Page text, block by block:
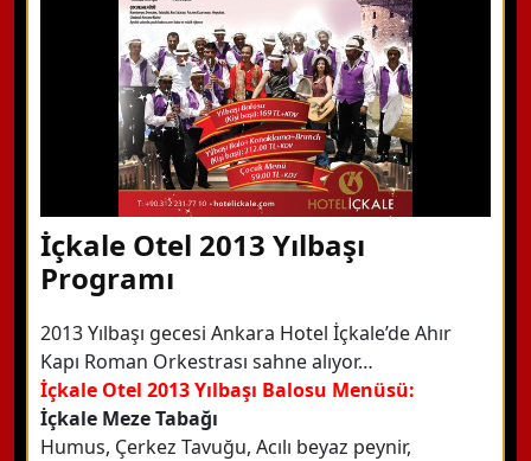
Detaylı Bilgi Alın
İçkale Otel 2013 Yılbaşı
Programı
2013 Yılbaşı gecesi Ankara Hotel İçkale’de Ahır
Kapı Roman Orkestrası sahne alıyor…
İçkale Otel 2013 Yılbaşı Balosu Menüsü:
İçkale Meze Tabağı
Humus, Çerkez Tavuğu, Acılı beyaz peynir,